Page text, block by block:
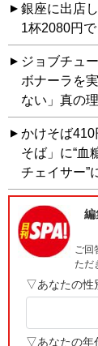
銀座に出店
1杯2080円で
ジョブチュ
ボナーラを
ない」真の
かけそば
そば」に“血
チェイサー”